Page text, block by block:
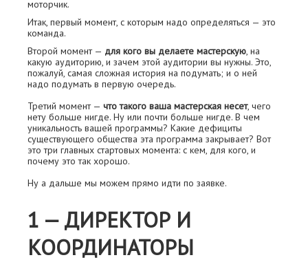
моторчик.
Итак, первый момент, с которым надо определяться — это
команда.
Второй момент — для кого вы делаете мастерскую, на
какую аудиторию, и зачем этой аудитории вы нужны. Это,
пожалуй, самая сложная история на подумать; и о ней
надо подумать в первую очередь.
Третий момент — что такого ваша мастерская несет, чего
нету больше нигде. Ну или почти больше нигде. В чем
уникальность вашей программы? Какие дефициты
существующего общества эта программа закрывает? Вот
это три главных стартовых момента: с кем, для кого, и
почему это так хорошо.
Ну а дальше мы можем прямо идти по заявке.
1 — ДИРЕКТОР И
КООРДИНАТОРЫ